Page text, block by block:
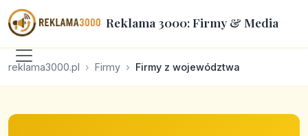
Reklama 3000: Firmy & Media
reklama3000.pl Firmy Firmy z województwa